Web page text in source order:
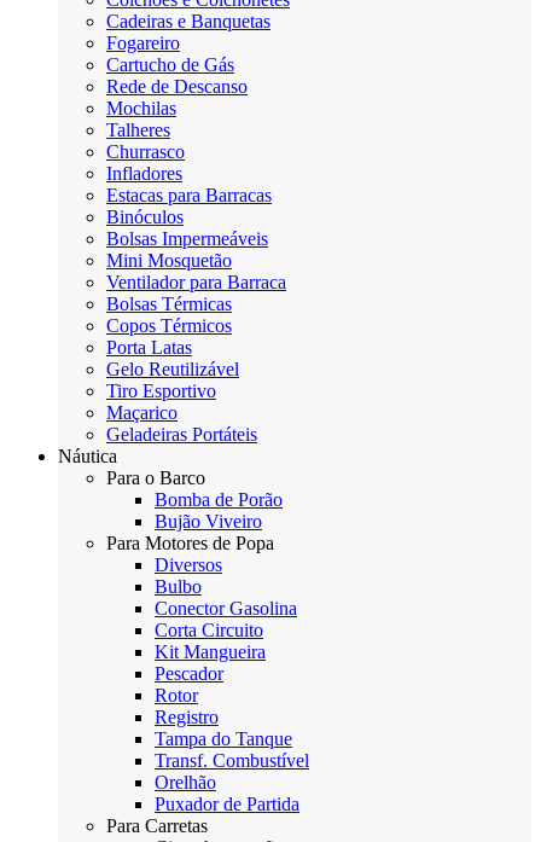
Cadeiras e Banquetas
Fogareiro
Cartucho de Gás
Rede de Descanso
Mochilas
Talheres
Churrasco
Infladores
Estacas para Barracas
Binóculos
Bolsas Impermeáveis
Mini Mosquetão
Ventilador para Barraca
Bolsas Térmicas
Copos Térmicos
Porta Latas
Gelo Reutilizável
Tiro Esportivo
Maçarico
Geladeiras Portáteis
Náutica
Para o Barco
Bomba de Porão
Bujão Viveiro
Para Motores de Popa
Diversos
Bulbo
Conector Gasolina
Corta Circuito
Kit Mangueira
Pescador
Rotor
Registro
Tampa do Tanque
Transf. Combustível
Orelhão
Puxador de Partida
Para Carretas